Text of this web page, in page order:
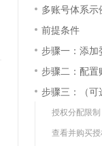
多账号体系示
前提条件
步骤一：添
步骤二：配置
步骤三：（
授权分配限制
查看并购买
语音识别与合成
Qwen3-TTS-Flash
短信服务
大数据开发治理平台
漫剧工坊：一站式动画
快速生产连贯的高质量长
10 分钟搭建微信、支
高效部署网站，快速应用
AI 实训营
从基础到进阶，Agent 创
创新加速
覆盖90%+业务场景，专
公司注册
上云迁移
代维服务
合作伙伴培训与认证
查询合作伙伴
登录合作伙伴管理后台
镜像站
我要反馈
我要建议
我要投诉